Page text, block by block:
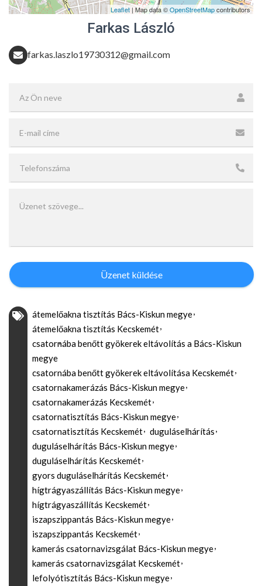
Leaflet | Map data ©OpenStreetMapcontributors
Farkas László
farkas.laszlo19730312@gmail.com
Üzenet küldése
átemelőakna tisztítás Bács-Kiskun megye
átemelőakna tisztítás Kecskemét
csatornába benőtt gyökerek eltávolítás a Bács-Kiskun
megye
csatornába benőtt gyökerek eltávolítása Kecskemét
csatornakamerázás Bács-Kiskun megye
csatornakamerázás Kecskemét
csatornatisztítás Bács-Kiskun megye
csatornatisztítás Kecskemét
duguláselhárítás
duguláselhárítás Bács-Kiskun megye
duguláselhárítás Kecskemét
gyors duguláselhárítás Kecskemét
hígtrágyaszállítás Bács-Kiskun megye
hígtrágyaszállítás Kecskemét
iszapszippantás Bács-Kiskun megye
iszapszippantás Kecskemét
kamerás csatornavizsgálat Bács-Kiskun megye
kamerás csatornavizsgálat Kecskemét
lefolyótisztítás Bács-Kiskun megye